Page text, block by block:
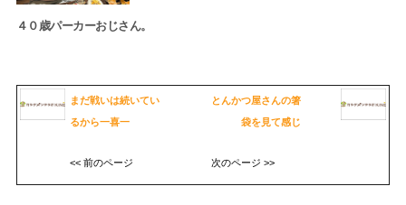
４０歳パーカーおじさん。
まだ戦いは続いてい
るから一喜一
<< 前のページ
とんかつ屋さんの箸
袋を見て感じ
次のページ >>